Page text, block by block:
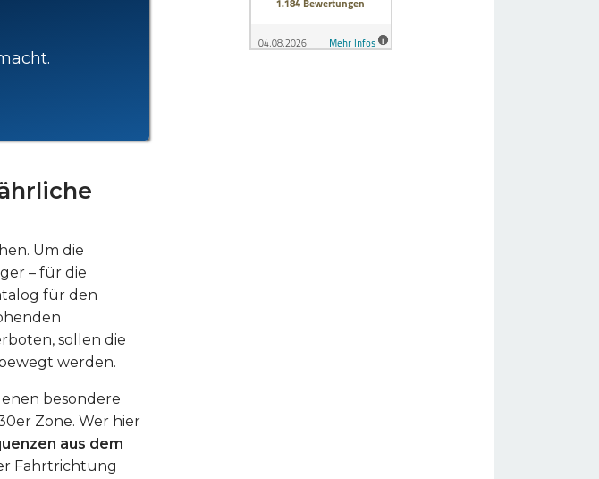
Um die
– für die
für den
sollen die
werden.
besondere
Zone. Wer hier
aus dem
Fahrtrichtung